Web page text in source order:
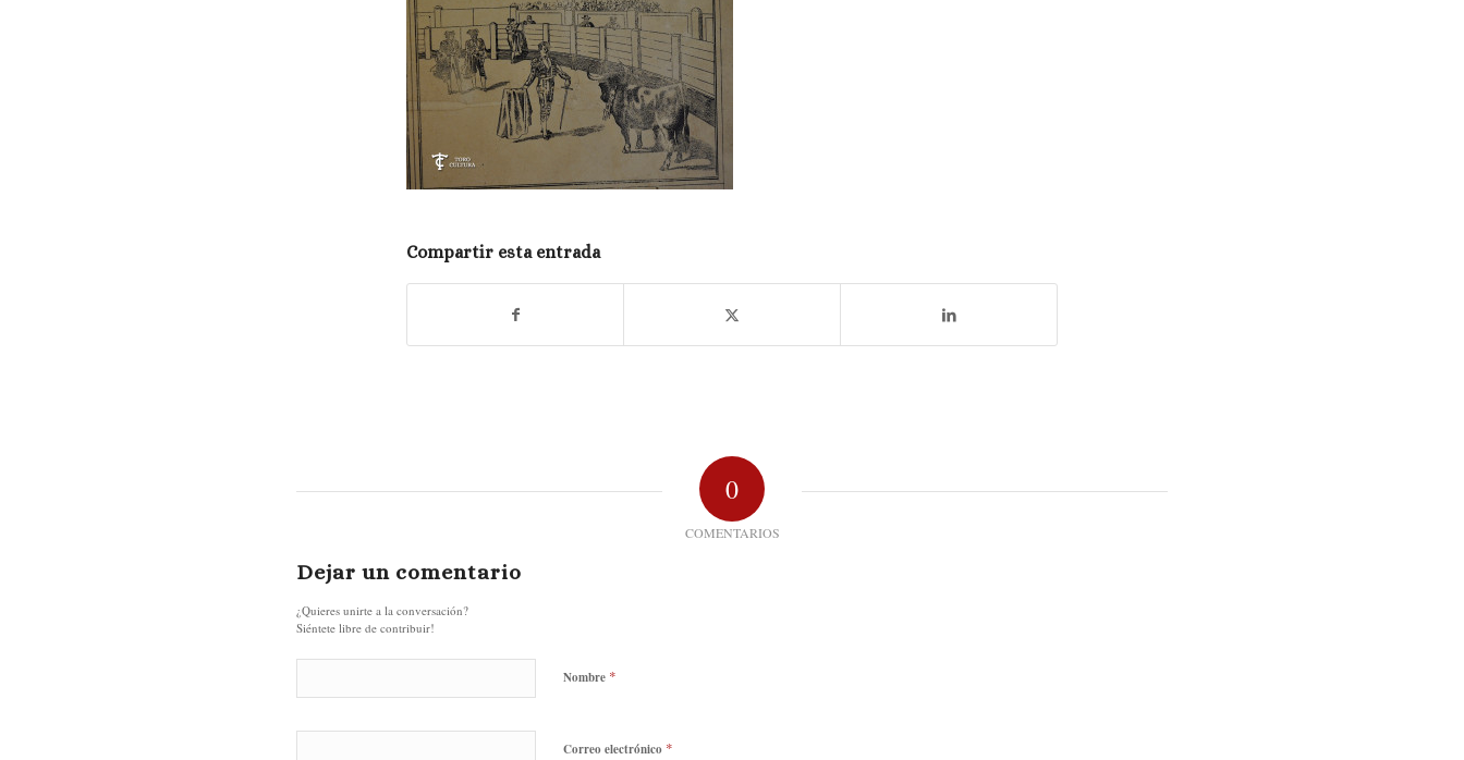
Compartir esta entrada
0
COMENTARIOS
Dejar un comentario
¿Quieres unirte a la conversación?
Siéntete libre de contribuir!
Nombre *
Correo electrónico *